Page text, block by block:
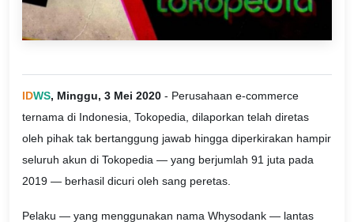
IDWS, Minggu, 3 Mei 2020 - Perusahaan e-commerce
ternama di Indonesia, Tokopedia, dilaporkan telah diretas
oleh pihak tak bertanggung jawab hingga diperkirakan hampir
seluruh akun di Tokopedia — yang berjumlah 91 juta pada
2019 — berhasil dicuri oleh sang peretas.
Pelaku — yang menggunakan nama Whysodank — lantas